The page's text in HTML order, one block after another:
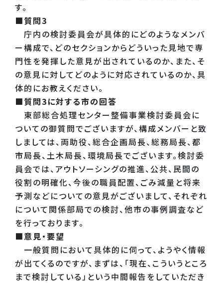
す。
■質問3
庁内の検討委員会が具体的にどのようなメンバ
ー構成で、どのセクションからどういった見地で専
門性を発揮した意見が出されているのか、また、そ
の意見に対してどのように対応されているのか、具
体的にお教えください。
■質問3に対する市の回答
東部総合処理センター整備事業検討委員会に
ついての御質問でございますが、構成メンバーと致
しましては、両助役、総合企画局長、総務局長、都
市局長、土木局長、環境局長でございます。検討委
員会では、アウトソーシングの推進、公共、民間の
役割の明確化、今後の職員配置、ごみ減量と将来
予測などについての意見がございまして、それぞれ
について関係部局での検討、他市の事例調査など
を行っております。
■意見・要望
一般質問において具体的に伺って、ようやく情報
が出てくるのですが、まずは、「現在、こういうところ
まで検討している」という中間報告をしていただき